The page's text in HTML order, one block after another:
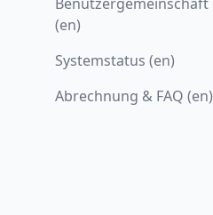
(en)
Systemstatus (en)
Abrechnung & FAQ (en)